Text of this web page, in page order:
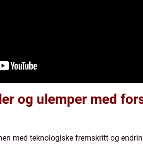
og ulemper med
med teknologiske fremskritt og